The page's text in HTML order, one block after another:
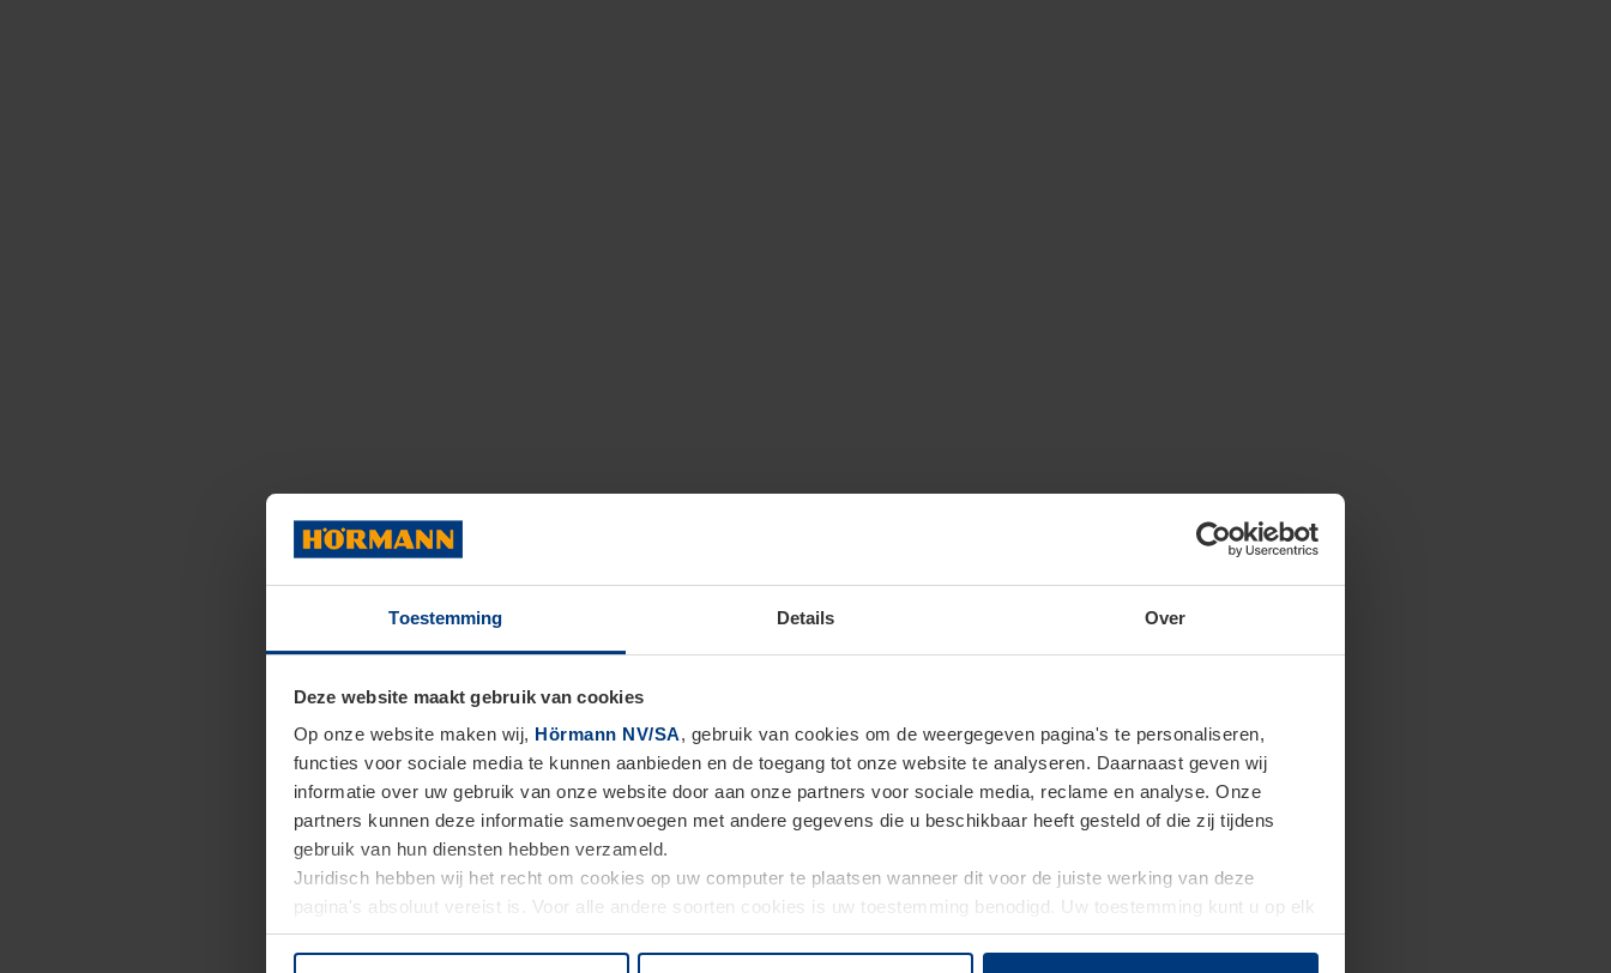
Toestemming Details Over
Deze website maakt gebruik van cookies
Op onze website maken wij, Hörmann NV/SA, gebruik van cookies om de weergegeven pagina's te personaliseren,
functies voor sociale media te kunnen aanbieden en de toegang tot onze website te analyseren. Daarnaast geven wij
informatie over uw gebruik van onze website door aan onze partners voor sociale media, reclame en analyse. Onze
partners kunnen deze informatie samenvoegen met andere gegevens die u beschikbaar heeft gesteld of die zij tijdens
gebruik van hun diensten hebben verzameld.
Juridisch hebben wij het recht om cookies op uw computer te plaatsen wanneer dit voor de juiste werking van deze
pagina's absoluut vereist is. Voor alle andere soorten cookies is uw toestemming benodigd. Uw toestemming kunt u op elk
moment bij de uitleg van de cookies op paginaPrivacyverklaringop onze website wijzigen of herroepen.